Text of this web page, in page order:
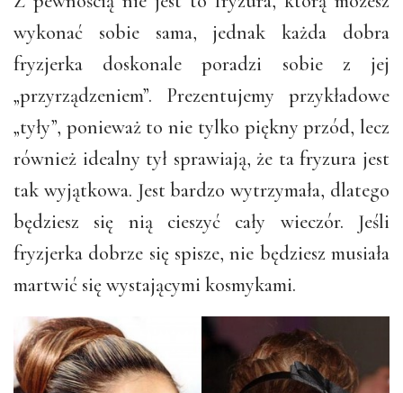
wykonać sobie sama, jednak każda dobra
fryzjerka doskonale poradzi sobie z jej
„przyrządzeniem”. Prezentujemy przykładowe
„tyły”, ponieważ to nie tylko piękny przód, lecz
również idealny tył sprawiają, że ta fryzura jest
tak wyjątkowa. Jest bardzo wytrzymała, dlatego
będziesz się nią cieszyć cały wieczór. Jeśli
fryzjerka dobrze się spisze, nie będziesz musiała
martwić się wystającymi kosmykami.